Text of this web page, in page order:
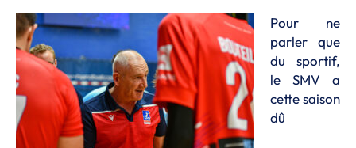
Pour ne
parler que
du sportif,
le SMV a
cette saison
dû